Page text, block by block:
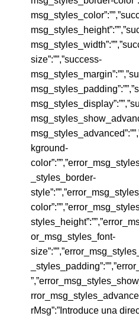
size”:””,”success-
kground-
_styles_border-
or_msg_styles_font-
rMsg”:”Introduce una